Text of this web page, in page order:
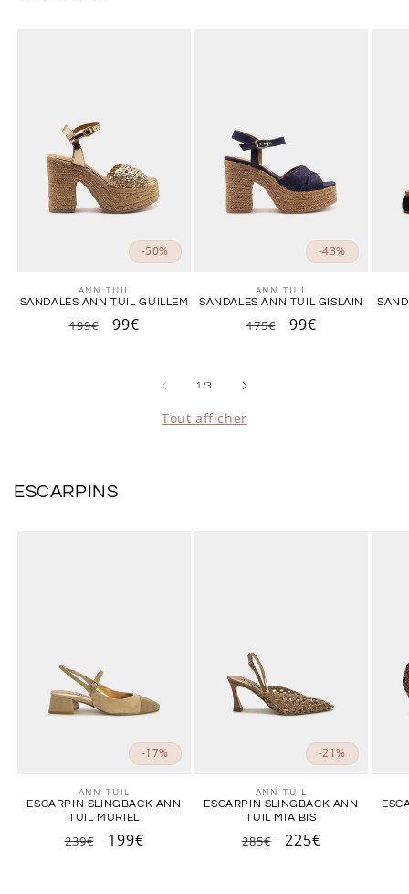
-50%
Fournisseur :
ANN TUIL
SANDALES ANN TUIL GUILLEM
Prix
199€
Prix
99€
-43%
Fournisseur :
ANN TUIL
SANDALES ANN TUIL GISLAIN
Prix
175€
Prix
99€
1 /de
3
Tout afficher
ESCARPINS
-17%
Fournisseur :
ANN TUIL
ESCARPIN SLINGBACK ANN
TUIL MURIEL
Prix
239€
Prix
199€
-21%
Fournisseur :
ANN TUIL
ESCARPIN SLINGBACK ANN
TUIL MIA BIS
Prix
285€
Prix
225€